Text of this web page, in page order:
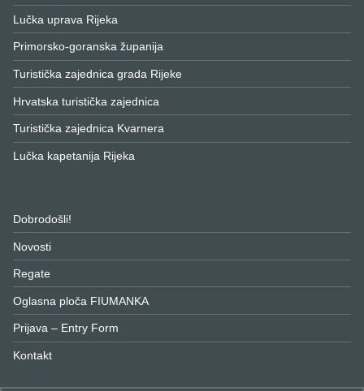
Lučka uprava Rijeka
Primorsko-goranska županija
Turistička zajednica grada Rijeke
Hrvatska turistička zajednica
Turistička zajednica Kvarnera
Lučka kapetanija Rijeka
Dobrodošli!
Novosti
Regate
Oglasna ploča FIUMANKA
Prijava – Entry Form
Kontakt